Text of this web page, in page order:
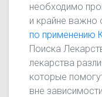
необходимо
и крайне важно
по применению
Поиска
лекарства
которые
вне